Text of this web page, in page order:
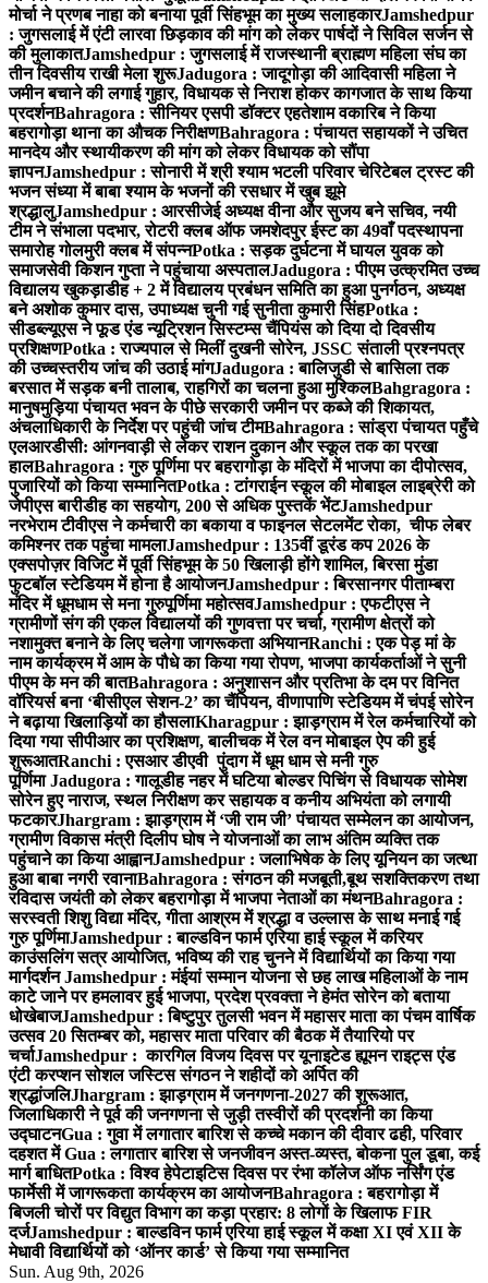
मोर्चा ने प्रणब नाहा को बनाया पूर्वी सिंहभूम का मुख्य सलाहकारJamshedpur
: जुगसलाई में एंटी लारवा छिड़काव की मांग को लेकर पार्षदों ने सिविल सर्जन से
की मुलाकातJamshedpur : जुगसलाई में राजस्थानी ब्राह्मण महिला संघ का
तीन दिवसीय राखी मेला शुरूJadugora : जादूगोड़ा की आदिवासी महिला ने
जमीन बचाने की लगाई गुहार, विधायक से निराश होकर कागजात के साथ किया
प्रदर्शनBahragora : सीनियर एसपी डॉक्टर एहतेशाम वकारिब ने किया
बहरागोड़ा थाना का औचक निरीक्षणBahragora : पंचायत सहायकों ने उचित
मानदेय और स्थायीकरण की मांग को लेकर विधायक को सौंपा
ज्ञापनJamshedpur : सोनारी में श्री श्याम भटली परिवार चेरिटेबल ट्रस्ट की
भजन संध्या में बाबा श्याम के भजनों की रसधार में खुब झूमे
श्रद्धालुJamshedpur : आरसीजेई अध्यक्ष वीना और सुजय बने सचिव, नयी
टीम ने संभाला पदभार, रोटरी क्लब ऑफ जमशेदपुर ईस्ट का 49वाँ पदस्थापना
समारोह गोलमुरी क्लब में संपन्नPotka : सड़क दुर्घटना में घायल युवक को
समाजसेवी किशन गुप्ता ने पहुंचाया अस्पतालJadugora : पीएम उत्क्रमित उच्च
विद्यालय खुकड़ाडीह + 2 में विद्यालय प्रबंधन समिति का हुआ पुनर्गठन, अध्यक्ष
बने अशोक कुमार दास, उपाध्यक्ष चुनी गई सुनीता कुमारी सिंहPotka :
सीडब्ल्यूएस ने फूड एंड न्यूट्रिशन सिस्टम्स चैंपियंस को दिया दो दिवसीय
प्रशिक्षणPotka : राज्यपाल से मिलीं दुखनी सोरेन, JSSC संताली प्रश्नपत्र
की उच्चस्तरीय जांच की उठाई मांगJadugora : बालिजुडी से बासिला तक
बरसात में सड़क बनी तालाब, राहगिरों का चलना हुआ मुश्किलBahgragora :
मानुषमुड़िया पंचायत भवन के पीछे सरकारी जमीन पर कब्जे की शिकायत,
अंचलाधिकारी के निर्देश पर पहुंची जांच टीमBahragora : सांड्रा पंचायत पहुँचे
एलआरडीसी: आंगनवाड़ी से लेकर राशन दुकान और स्कूल तक का परखा
हालBahragora : गुरु पूर्णिमा पर बहरागोड़ा के मंदिरों में भाजपा का दीपोत्सव,
पुजारियों को किया सम्मानितPotka : टांगराईन स्कूल की मोबाइल लाइब्रेरी को
जेपीएस बारीडीह का सहयोग, 200 से अधिक पुस्तकें भेंटJamshedpur
नरभेराम टीवीएस ने कर्मचारी का बकाया व फाइनल सेटलमेंट रोका, चीफ लेबर
कमिश्नर तक पहुंचा मामलाJamshedpur : 135वीं डूरंड कप 2026 के
एक्सपोज़र विजिट में पूर्वी सिंहभूम के 50 खिलाड़ी होंगे शामिल, बिरसा मुंडा
फुटबॉल स्टेडियम में होना है आयोजनJamshedpur : बिरसानगर पीताम्बरा
मंदिर में धूमधाम से मना गुरुपूर्णिमा महोत्सवJamshedpur : एफटीएस ने
ग्रामीणों संग की एकल विद्यालयों की गुणवत्ता पर चर्चा, ग्रामीण क्षेत्रों को
नशामुक्त बनाने के लिए चलेगा जागरूकता अभियानRanchi : एक पेड़ मां के
नाम कार्यक्रम में आम के पौधे का किया गया रोपण, भाजपा कार्यकर्ताओं ने सुनी
पीएम के मन की बातBahragora : अनुशासन और प्रतिभा के दम पर विनित
वॉरियर्स बना ‘बीसीएल सेशन-2’ का चैंपियन, वीणापाणि स्टेडियम में चंपई सोरेन
ने बढ़ाया खिलाड़ियों का हौसलाKharagpur : झाड़ग्राम में रेल कर्मचारियों को
दिया गया सीपीआर का प्रशिक्षण, बालीचक में रेल वन मोबाइल ऐप की हुई
शुरूआतRanchi : एसआर डीएवी पुंदाग में धूम धाम से मनी गुरु
पूर्णिमाJadugora : गालूडीह नहर में घटिया बोल्डर पिचिंग से विधायक सोमेश
सोरेन हुए नाराज, स्थल निरीक्षण कर सहायक व कनीय अभियंता को लगायी
फटकारJhargram : झाड़ग्राम में ‘जी राम जी’ पंचायत सम्मेलन का आयोजन,
ग्रामीण विकास मंत्री दिलीप घोष ने योजनाओं का लाभ अंतिम व्यक्ति तक
पहुंचाने का किया आह्वानJamshedpur : जलाभिषेक के लिए यूनियन का जत्था
हुआ बाबा नगरी रवानाBahragora : संगठन की मजबूती,बूथ सशक्तिकरण तथा
रविदास जयंती को लेकर बहरागोड़ा में भाजपा नेताओं का मंथनBahragora :
सरस्वती शिशु विद्या मंदिर, गीता आश्रम में श्रद्धा व उल्लास के साथ मनाई गई
गुरु पूर्णिमाJamshedpur : बाल्डविन फार्म एरिया हाई स्कूल में करियर
काउंसलिंग सत्र आयोजित, भविष्य की राह चुनने में विद्यार्थियों का किया गया
मार्गदर्शनJamshedpur : मंईयां सम्मान योजना से छह लाख महिलाओं के नाम
काटे जाने पर हमलावर हुई भाजपा, प्रदेश प्रवक्ता ने हेमंत सोरेन को बताया
धोखेबाजJamshedpur : बिष्टुपुर तुलसी भवन में महासर माता का पंचम वार्षिक
उत्सव 20 सितम्बर को, महासर माता परिवार की बैठक में तैयारियो पर
चर्चाJamshedpur : कारगिल विजय दिवस पर यूनाइटेड ह्यूमन राइट्स एंड
एंटी करप्शन सोशल जस्टिस संगठन ने शहीदों को अर्पित की
श्रद्धांजलिJhargram : झाड़ग्राम में जनगणना-2027 की शुरूआत,
जिलाधिकारी ने पूर्व की जनगणना से जुड़ी तस्वीरों की प्रदर्शनी का किया
उद्घाटनGua : गुवा में लगातार बारिश से कच्चे मकान की दीवार ढही, परिवार
दहशत मेंGua : लगातार बारिश से जनजीवन अस्त-व्यस्त, बोकना पुल डूबा, कई
मार्ग बाधितPotka : विश्व हेपेटाइटिस दिवस पर रंभा कॉलेज ऑफ नर्सिंग एंड
फार्मेसी में जागरूकता कार्यक्रम का आयोजनBahragora : बहरागोड़ा में
बिजली चोरों पर विद्युत विभाग का कड़ा प्रहार: 8 लोगों के खिलाफ FIR
दर्जJamshedpur : बाल्डविन फार्म एरिया हाई स्कूल में कक्षा XI एवं XII के
मेधावी विद्यार्थियों को ‘ऑनर कार्ड’ से किया गया सम्मानित
Sun. Aug 9th, 2026